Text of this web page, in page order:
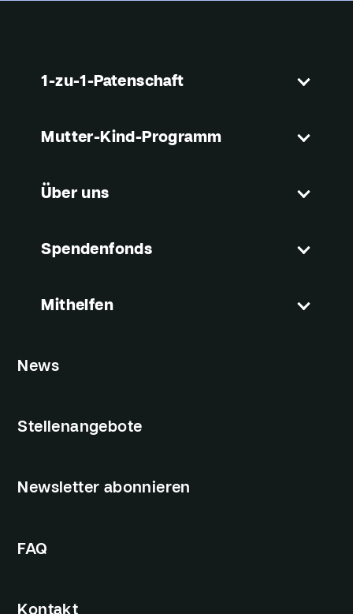
1-zu-1-Patenschaft
Mutter-Kind-Programm
Über uns
Spendenfonds
Mithelfen
News
Stellenangebote
Newsletter abonnieren
FAQ
Kontakt